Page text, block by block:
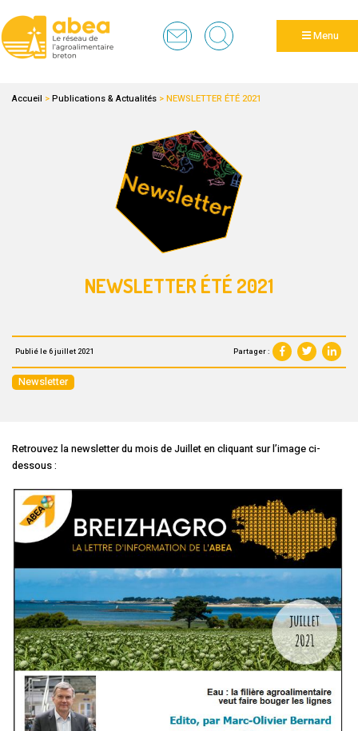
Menu
Accueil >Publications & Actualités >NEWSLETTER ÉTÉ 2021
NEWSLETTER ÉTÉ 2021
Publié le 6 juillet 2021 Partager :
Newsletter
Retrouvez la newsletter du mois de Juillet en cliquant sur l’image ci-
dessous :